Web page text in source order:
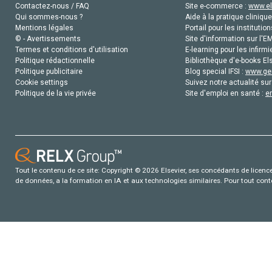
Contactez-nous / FAQ
Qui sommes-nous ?
Mentions légales
© - Avertissements
Termes et conditions d'utilisation
Politique rédactionnelle
Politique publicitaire
Cookie settings
Politique de la vie privée
Site e-commerce :
Aide à la pratique
Portail pour les
Site d'information sur
E-learning pour les
Bibliothèque d'e-books
Blog special IFSI :
Suivez notre actualité
Site d'emploi en santé :
Tout le contenu de ce site: Copyright © 2026 Elsevier, ses concédants de
de données, a la formation en IA et aux technologies similaires. Pour tout